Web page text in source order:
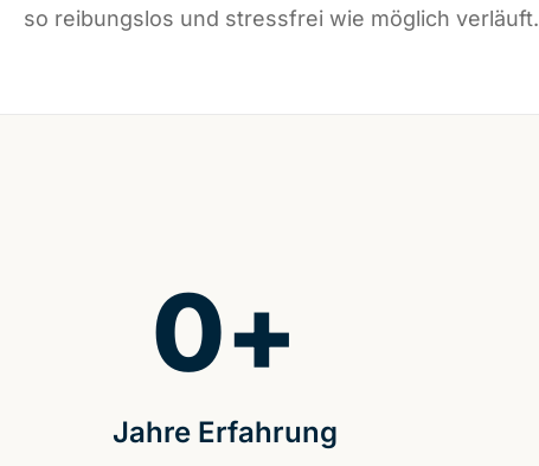
so reibungslos und stressfrei wie möglich verläuft.
Jahre Erfahrung
0+